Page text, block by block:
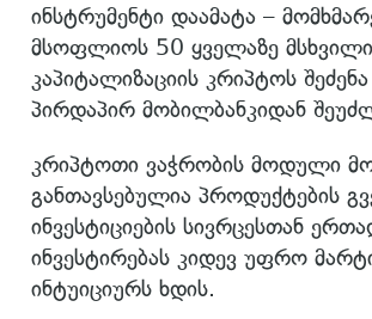
ინსტრუმენტი დაამატა –
მსოფლიოს 50 ყველაზე
კაპიტალიზაციის კრიპტოს
პირდაპირ მობილბანკიდან
კრიპტოთი ვაჭრობის მოდული
განთავსებულია პროდუქტების
ინვესტიციების სივრცესთან
ინვესტირებას კიდევ უფრო
ინტუიციურს ხდის.